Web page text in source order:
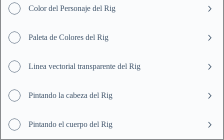
Rig
Color del Personaje del Rig
Paleta de Colores del Rig
Linea vectorial transparente del Rig
Pintando la cabeza del Rig
Pintando el cuerpo del Rig